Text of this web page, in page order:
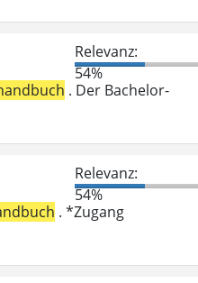
Relevanz:
54%
. Der Bachelor-
Relevanz:
54%
. *Zugang